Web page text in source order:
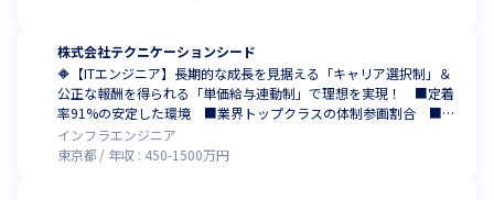
株式会社テクニケーションシード
🔶【ITエンジニア】長期的な成長を見据える「キャリア選択制」＆
公正な報酬を得られる「単価給与連動制」で理想を実現！ ■定着
率91%の安定した環境 ■業界トップクラスの体制参画割合 ■大
手企業・直取引中心 ■2025年ベストベンチャー100選出の成長企
業 ■ホワイト認定企業取得 ■設立6年で728名超
インフラエンジニア
東京都
年収 : 450-1500万円